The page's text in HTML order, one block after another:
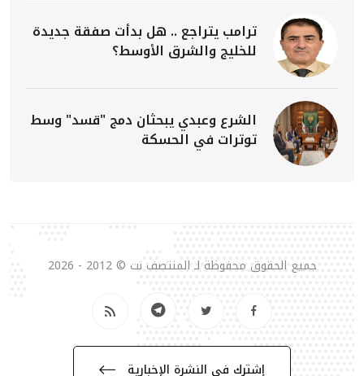
ترامب يتراجع .. هل بدأت صفقة جديدة
للخليج والشرق الأوسط؟
الشرع وعبدي يبحثان دمج "قسد" وسط
توترات في الحسكة
جميع الحقوق محفوظة لـ المنتصف نت © 2012 - 2026
إشترك في النشرة الإخبارية